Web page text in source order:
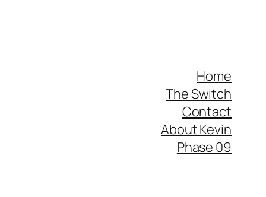
Home
The Switch
Contact
About Kevin
Phase 09